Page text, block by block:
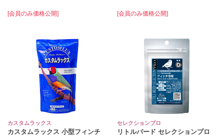
[会員のみ価格公開] [会員のみ価格公開]
カスタムラックス
カスタムラックス 小型フィンチ
セレクションプロ
リトルバード セレクションプロ